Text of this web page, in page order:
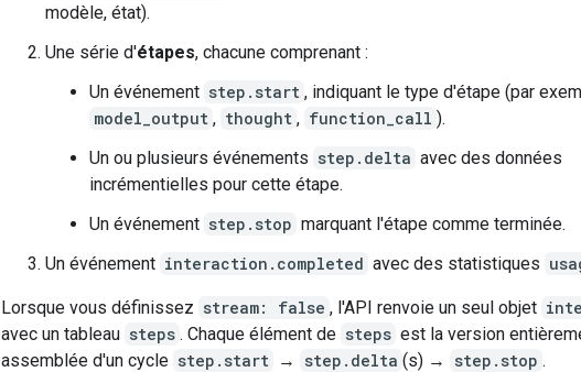
modèle, état).
Une série d'étapes, chacune comprenant :
Un événement step.start , indiquant le type d'étape (par
model_output , thought , function_call ).
Un ou plusieurs événements step.delta avec des données
incrémentielles pour cette étape.
Un événement step.stop marquant l'étape comme terminée.
Un événement interaction.completed avec des statistiques
Lorsque vous définissez stream: false , l'API renvoie un seul objet
avec un tableau steps . Chaque élément de steps est la version
assemblée d'un cycle step.start → step.delta (s) → step.stop .